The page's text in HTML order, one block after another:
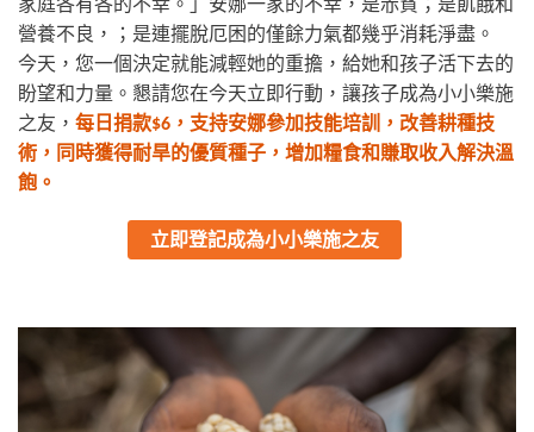
營養不良，；是連擺脫厄困的僅餘力氣都幾乎消耗淨盡。
今天，您一個決定就能減輕她的重擔，給她和孩子活下去的
盼望和力量。懇請您在今天立即行動，讓孩子成為小小樂施
之友， 每日捐款$6 ，支持安娜參加技能培訓，改善耕種技
術，同時獲得耐旱的優質種子，增加糧食和賺取收入解決溫
飽。
立即登記成為小小樂施之友